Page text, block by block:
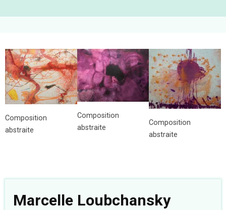
Composition
abstraite
Composition
abstraite
Composition
abstraite
Marcelle Loubchansky